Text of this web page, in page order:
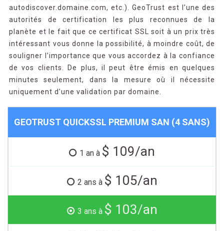
autodiscover.domaine.com, etc.). GeoTrust est l’une des
autorités de certification les plus reconnues de la
planète et le fait que ce certificat SSL soit à un prix très
intéressant vous donne la possibilité, à moindre coût, de
souligner l’importance que vous accordez à la confiance
de vos clients. De plus, il peut être émis en quelques
minutes seulement, dans la mesure où il nécessite
uniquement d’une validation par domaine.
GEOTRUST QUICKSSL PREMIUM SAN (4 SANS)
1 an à $ 109/an
2 ans à $ 105/an
3 ans à $ 103/an